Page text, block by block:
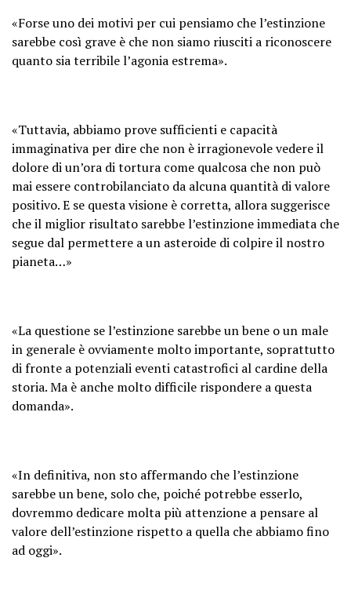
«Forse uno dei motivi per cui pensiamo che l’estinzione
sarebbe così grave è che non siamo riusciti a riconoscere
quanto sia terribile l’agonia estrema».
«Tuttavia, abbiamo prove sufficienti e capacità
immaginativa per dire che non è irragionevole vedere il
dolore di un’ora di tortura come qualcosa che non può
mai essere controbilanciato da alcuna quantità di valore
positivo. E se questa visione è corretta, allora suggerisce
che il miglior risultato sarebbe l’estinzione immediata che
segue dal permettere a un asteroide di colpire il nostro
pianeta…»
«La questione se l’estinzione sarebbe un bene o un male
in generale è ovviamente molto importante, soprattutto
di fronte a potenziali eventi catastrofici al cardine della
storia. Ma è anche molto difficile rispondere a questa
domanda».
«In definitiva, non sto affermando che l’estinzione
sarebbe un bene, solo che, poiché potrebbe esserlo,
dovremmo dedicare molta più attenzione a pensare al
valore dell’estinzione rispetto a quella che abbiamo fino
ad oggi».